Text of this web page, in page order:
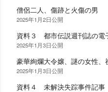
僧侶二人、傷跡と火傷の男
2025年1月2日公開
資料３ 都市伝説週刊誌の電
2025年1月3日公開
豪華絢爛大令嬢、謎の女性、
2025年1月3日公開
資料４ 未解決失踪事件記事